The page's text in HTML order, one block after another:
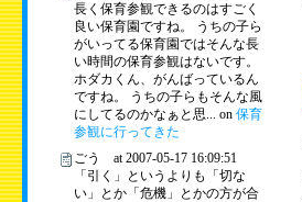
長く保育参観できるのはすごく
良い保育園ですね。 うちの子ら
がいってる保育園ではそんな長
い時間の保育参観はないです。
ホダカくん、がんばっているん
ですね。 うちの子らもそんな風
にしてるのかなぁと思... on 保育
参観に行ってきた
ごう at 2007-05-17 16:09:51
「引く」というよりも「切な
い」とか「危機」とかの方が合